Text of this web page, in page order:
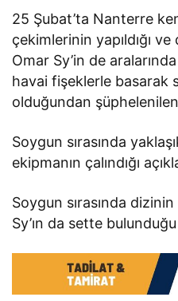
25 Şubat’ta Nanterre
çekimlerinin yapıldığı
Omar Sy’in de
havai fişeklerle basarak
olduğundan şüphelenilen
Soygun sırasında
ekipmanın çalındığı
Soygun sırasında
Sy’ın da sette bulunduğu